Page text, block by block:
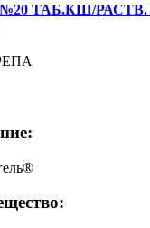
ТАБ.КШ/РАСТВ.